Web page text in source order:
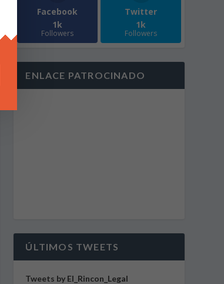
Facebook
1k
Followers
Twitter
1k
Followers
ENLACE PATROCINADO
ÚLTIMOS TWEETS
Tweets by El_Rincon_Legal